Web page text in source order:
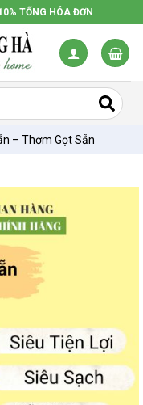
TỔNG HÓA ĐƠN
– Thơm Gọt Sẵn